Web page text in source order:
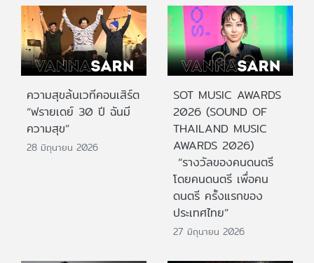
ความสุขล้นเวทีคอนเสิร์ต
“ฟรายเดย์ 30 ปี ฉันมี
ความสุข”
28 มิถุนายน 2026
SOT MUSIC AWARDS
2026 (SOUND OF
THAILAND MUSIC
AWARDS 2026)
“รางวัลของคนดนตรี
โดยคนดนตรี เพื่อคน
ดนตรี ครั้งแรกของ
ประเทศไทย”
27 มิถุนายน 2026